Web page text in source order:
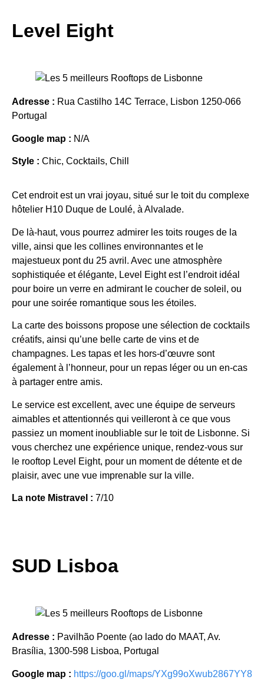
Level Eight
Adresse : Rua Castilho 14C Terrace, Lisbon 1250-066
Portugal
Google map : N/A
Style : Chic, Cocktails, Chill
Cet endroit est un vrai joyau, situé sur le toit du complexe
hôtelier H10 Duque de Loulé, à Alvalade.
De là-haut, vous pourrez admirer les toits rouges de la
ville, ainsi que les collines environnantes et le
majestueux pont du 25 avril. Avec une atmosphère
sophistiquée et élégante, Level Eight est l’endroit idéal
pour boire un verre en admirant le coucher de soleil, ou
pour une soirée romantique sous les étoiles.
La carte des boissons propose une sélection de cocktails
créatifs, ainsi qu’une belle carte de vins et de
champagnes. Les tapas et les hors-d’œuvre sont
également à l’honneur, pour un repas léger ou un en-cas
à partager entre amis.
Le service est excellent, avec une équipe de serveurs
aimables et attentionnés qui veilleront à ce que vous
passiez un moment inoubliable sur le toit de Lisbonne. Si
vous cherchez une expérience unique, rendez-vous sur
le rooftop Level Eight, pour un moment de détente et de
plaisir, avec une vue imprenable sur la ville.
La note Mistravel : 7/10
SUD Lisboa
Adresse : Pavilhão Poente (ao lado do MAAT, Av.
Brasília, 1300-598 Lisboa, Portugal
Google map : https://goo.gl/maps/YXg99oXwub2867YY8